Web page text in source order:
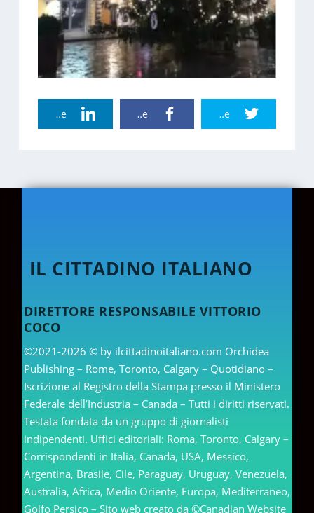
Twitter Share
Facebook Share
Linkedin Share
IL CITTADINO ITALIANO
DIRETTORE RESPONSABILE VITTORIO
COCO
©2021-2026 © by ilcittadinoitaliano.com Orchidea
Publishing – Rome, Toronto, Calgary – Quotidiano –
Iscrizione al Registro della Stampa presso il Ministero
Federale dell’Industria – Canada – Tutti i diritti riservati.
Testata fondata da un gruppo di giornalisti
indipendenti. Uffici editoriali: Roma, Toronto, Calgary –
Corrispondenti in Italia, Canada, USA, Messico,
Argentina, Brasile, Cile, Paraguay, Uruguay, Venezuela,
Australia, Africa, Medio Oriente, Europa, Mediterraneo,
Golfo Persico – Sito web creato da ©Canadian Website